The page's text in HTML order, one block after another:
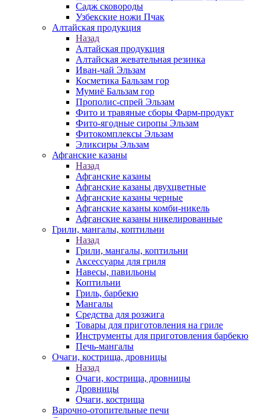
Садж сковороды
Узбекские ножи Пчак
Алтайская продукция
Назад
Алтайская продукция
Алтайская жевательная резинка
Иван-чай Эльзам
Косметика Бальзам гор
Мумиё Бальзам гор
Прополис-спрей Эльзам
Фито и травяные сборы Фарм-продукт
Фито-ягодные сиропы Эльзам
Фитокомплексы Эльзам
Эликсиры Эльзам
Афганские казаны
Назад
Афганские казаны
Афганские казаны двухцветные
Афганские казаны черные
Афганские казаны комби-никель
Афганские казаны никелированные
Грили, мангалы, коптильни
Назад
Грили, мангалы, коптильни
Аксессуары для гриля
Навесы, павильоны
Коптильни
Гриль, барбекю
Мангалы
Средства для розжига
Товары для приготовления на гриле
Инструменты для приготовления барбекю
Печь-мангалы
Очаги, кострища, дровницы
Назад
Очаги, кострища, дровницы
Дровницы
Очаги, кострища
Варочно-отопительные печи